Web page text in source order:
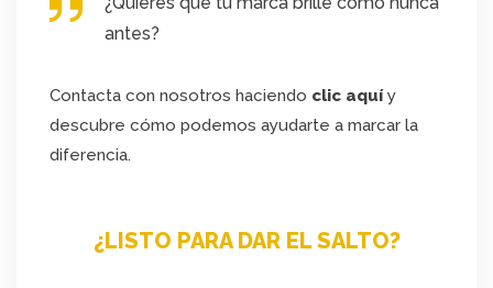
antes?
Contacta con nosotros haciendo clic aquí y
descubre cómo podemos ayudarte a marcar la
diferencia.
¿LISTO PARA DAR EL SALTO?